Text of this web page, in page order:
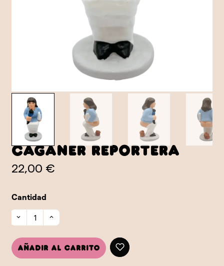
Caganer Reportera
22,00 €
Cantidad
Añadir al carrito